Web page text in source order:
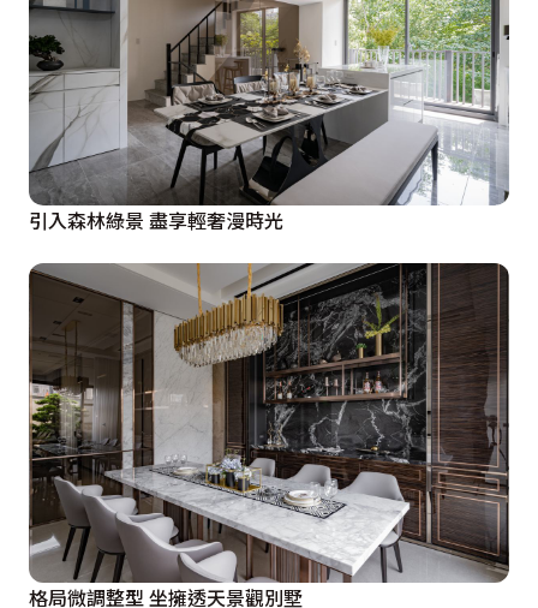
引入森林綠景 盡享輕奢漫時光
格局微調整型 坐擁透天景觀別墅